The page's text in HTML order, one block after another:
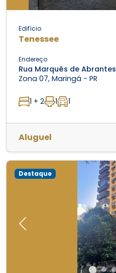
Edifício
Tenessee
Endereço
Rua Marquês de Abrantes
Zona 07, Maringá - PR
1 + 2 1 1
Aluguel
Previous
Destaque